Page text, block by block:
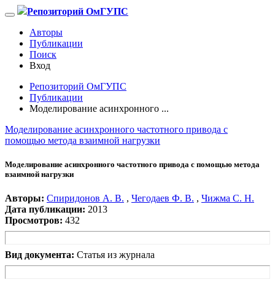
Репозиторий ОмГУПС
Авторы
Публикации
Поиск
Вход
Репозиторий ОмГУПС
Публикации
Моделирование асинхронного ...
Моделирование асинхронного частотного привода с
помощью метода взаимной нагрузки
Моделирование асинхронного частотного привода с помощью метода
взаимной нагрузки
Авторы: Спиридонов А. В. , Чегодаев Ф. В. , Чижма С. Н.
Дата публикации: 2013
Просмотров: 432
Вид документа: Статья из журнала